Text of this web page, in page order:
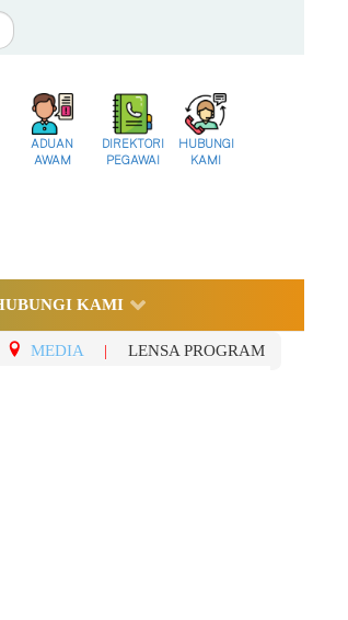
ADUAN
AWAM
DIREKTORI
PEGAWAI
HUBUNGI
KAMI
KAMI
MEDIA | LENSA PROGRAM